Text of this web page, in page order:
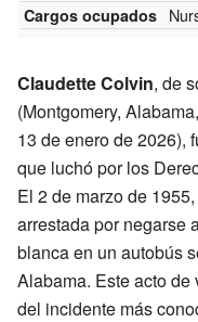
Cargos ocupados
Claudette Colvin, de
(Montgomery,
13 de enero de 2026),
que luchó por los
El 2 de marzo de
arrestada por negarse
blanca en un autobús
Alabama. Este acto
del incidente más